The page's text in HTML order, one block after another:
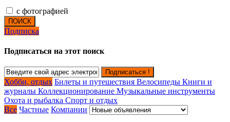
с фотографией
ПОИСК
Подписка
Подписаться на этот поиск
Подписаться !
Хобби, отдых Билеты и путешествия Велосипеды Книги и
журналы Коллекционирование Музыкальные инструменты
Охота и рыбалка Спорт и отдых
Все Частные Компании